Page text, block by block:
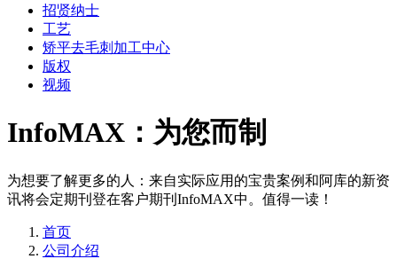
招贤纳士
工艺
矫平去毛刺加工中心
版权
视频
InfoMAX：为您而制
为想要了解更多的人：来自实际应用的宝贵案例和阿库的新资
讯将会定期刊登在客户期刊InfoMAX中。值得一读！
首页
公司介绍